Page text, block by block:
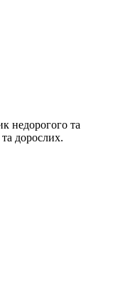
недорогого та
дорослих.